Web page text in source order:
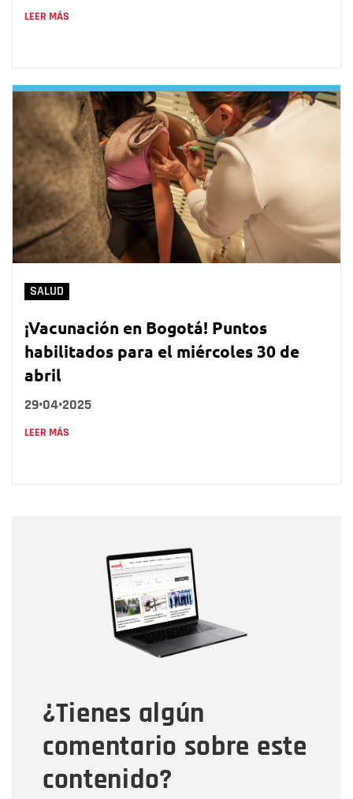
LEER MÁS
SALUD
¡Vacunación en Bogotá! Puntos
habilitados para el miércoles 30 de
abril
29•04•2025
LEER MÁS
¿Tienes algún
comentario sobre este
contenido?
Correo electrónico
Tipo de comentario
Mensaje